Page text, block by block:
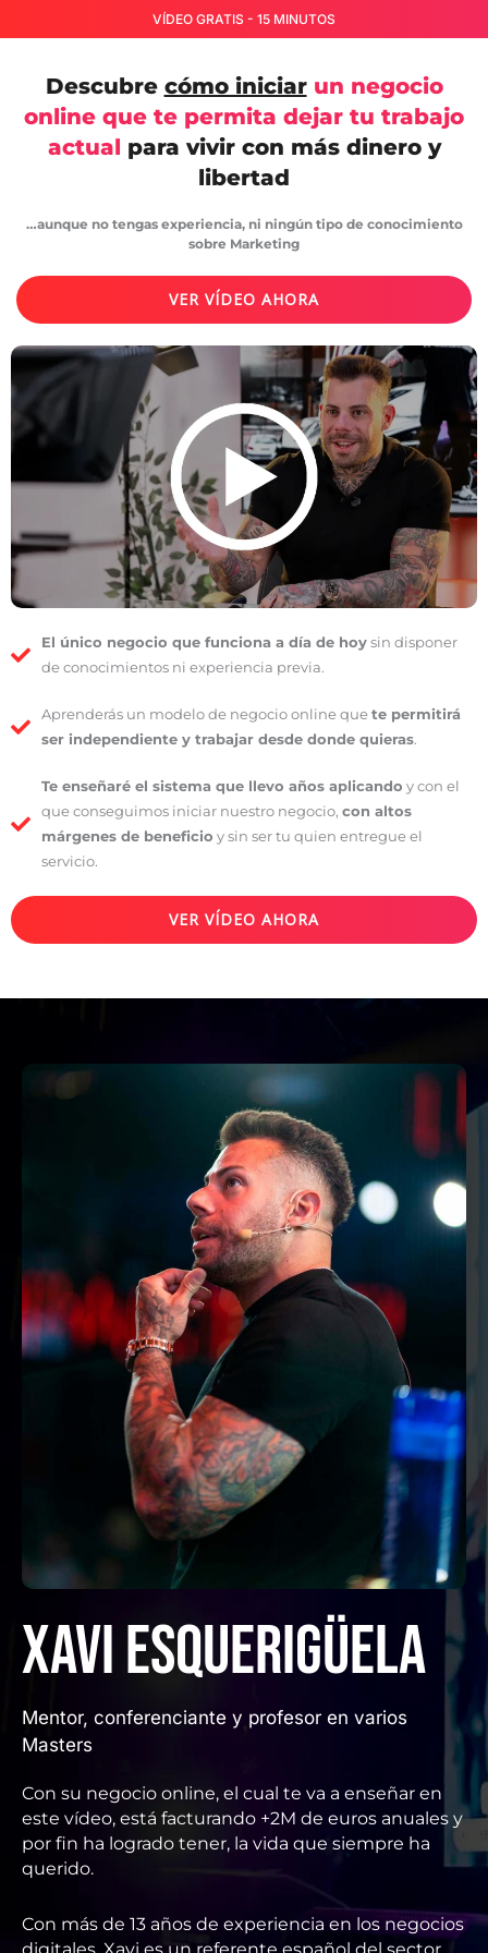
VÍDEO GRATIS - 15 MINUTOS
Descubre cómo iniciar un negocio
online que te permita dejar tu trabajo
actual para vivir con más dinero y
libertad
…aunque no tengas experiencia, ni ningún tipo de conocimiento
sobre Marketing
VER VÍDEO AHORA
El único negocio que funciona a día de hoysin disponer
de conocimientos ni experiencia previa.
Aprenderás un modelo de negocio online quete permitirá
ser independiente y trabajar desde donde quieras.
Te enseñaré el sistema que llevo años aplicando y con el
que conseguimos iniciar nuestro negocio, con altos
márgenes de beneficio y sin ser tu quien entregue el
servicio.
VER VÍDEO AHORA
Xavi Esquerigüela
Mentor, conferenciante y profesor en varios
Masters
Con su negocio online, el cual te va a enseñar en
este vídeo, está facturando +2M de euros anuales y
por fin ha logrado tener, la vida que siempre ha
querido.
Con más de 13 años de experiencia en los negocios